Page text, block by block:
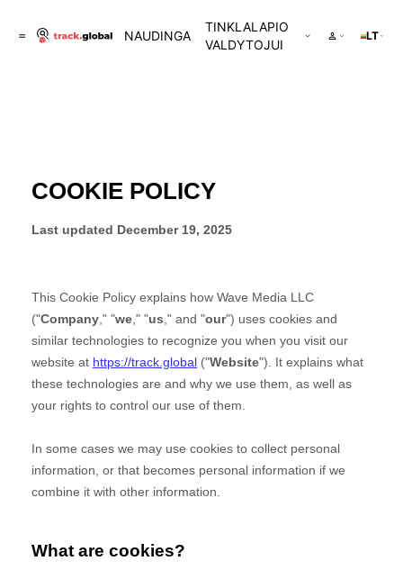
NAUDINGA
TINKLALAPIO
VALDYTOJUI
LT